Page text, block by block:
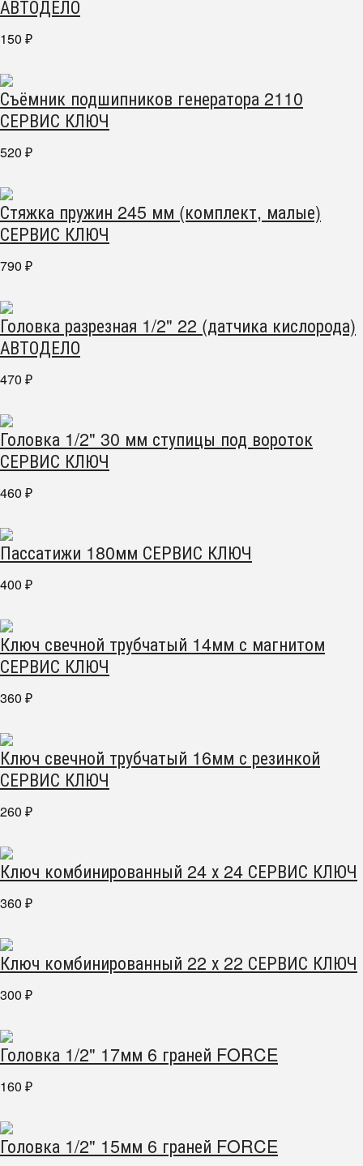
АВТОДЕЛО
150 ₽
Съёмник подшипников генератора 2110
СЕРВИС КЛЮЧ
520 ₽
Стяжка пружин 245 мм (комплект, малые)
СЕРВИС КЛЮЧ
790 ₽
Головка разрезная 1/2" 22 (датчика кислорода)
АВТОДЕЛО
470 ₽
Головка 1/2" 30 мм ступицы под вороток
СЕРВИС КЛЮЧ
460 ₽
Пассатижи 180мм СЕРВИС КЛЮЧ
400 ₽
Ключ свечной трубчатый 14мм с магнитом
СЕРВИС КЛЮЧ
360 ₽
Ключ свечной трубчатый 16мм с резинкой
СЕРВИС КЛЮЧ
260 ₽
Ключ комбинированный 24 х 24 СЕРВИС КЛЮЧ
360 ₽
Ключ комбинированный 22 х 22 СЕРВИС КЛЮЧ
300 ₽
Головка 1/2" 17мм 6 граней FORCE
160 ₽
Головка 1/2" 15мм 6 граней FORCE